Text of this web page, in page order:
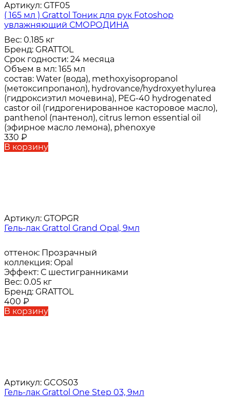
Артикул: GTF05
( 165 мл ) Grattol Тоник для рук Fotoshop
увлажняющий СМОРОДИНА
Вес: 0.185 кг
Бренд: GRATTOL
Срок годности: 24 месяца
Объем в мл: 165 мл
состав: Water (вода), methoxyisopropanol
(метоксипропанол), hydrovance/hydroxyethylurea
(гидроксиэтил мочевина), PEG-40 hydrogenated
castor oil (гидрогенированное касторовое масло),
panthenol (пантенол), citrus lemon essential oil
(эфирное масло лемона), phenoxye
330 ₽
В корзину
Артикул: GTOPGR
Гель-лак Grattol Grand Оpal, 9мл
оттенок: Прозрачный
коллекция: Opal
Эффект: С шестигранниками
Вес: 0.05 кг
Бренд: GRATTOL
400 ₽
В корзину
Артикул: GCOS03
Гель-лак Grattol One Step 03, 9мл